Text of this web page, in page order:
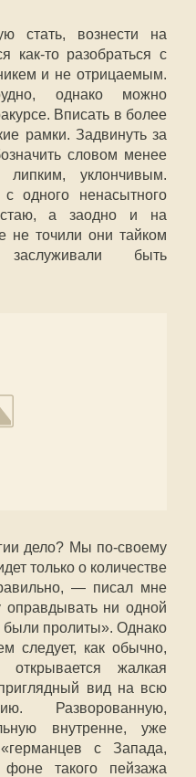
стать, вознести на
как-то разобраться с
и не отрицаемым.
однако можно
Вписать в более
рамки. Задвинуть за
словом менее
уклончивым.
одного ненасытного
а заодно и на
не точили они тайком
быть
дело? Мы по-своему
только о количестве
— писал мне
оправдывать ни одной
были пролиты». Однако
следует, как обычно,
жалкая
вид на всю
Разворованную,
внутренне, уже
с Запада,
такого пейзажа